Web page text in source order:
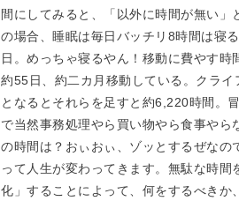
間にしてみると、「以外に時間が無い
の場合、睡眠は毎日バッチリ8時間は寝
日。めっちゃ寝るやん！移動に費やす時
約55日、約二カ月移動している。クラ
となるとそれらを足すと約6,220時間。
で当然事務処理やら買い物やら食事やら
の時間は？おぃおぃ、ゾッとするぜなの
って人生が変わってきます。無駄な時
化」することによって、何をするべき